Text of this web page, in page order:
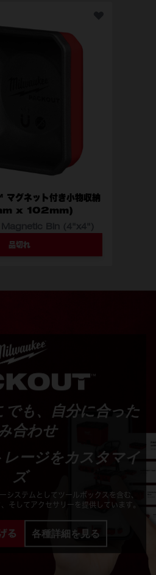
グネット付き小物収納
x 102mm)
品切れ
でも、自分に合った
合わせ
レージをカスタマイ
ズ
ステムとしてツールボックスを含む、
そしてアクセサリーを提供しています。
る 各種詳細を見る